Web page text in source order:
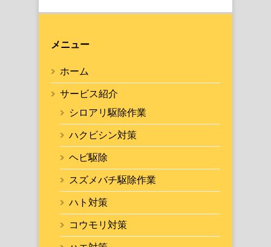
メニュー
ホーム
サービス紹介
シロアリ駆除作業
ハクビシン対策
ヘビ駆除
スズメバチ駆除作業
ハト対策
コウモリ対策